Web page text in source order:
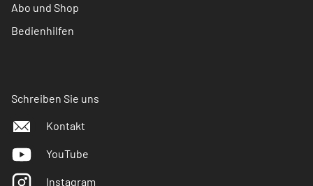
Abo und Shop
Bedienhilfen
Schreiben Sie uns
Kontakt
YouTube
Instagram